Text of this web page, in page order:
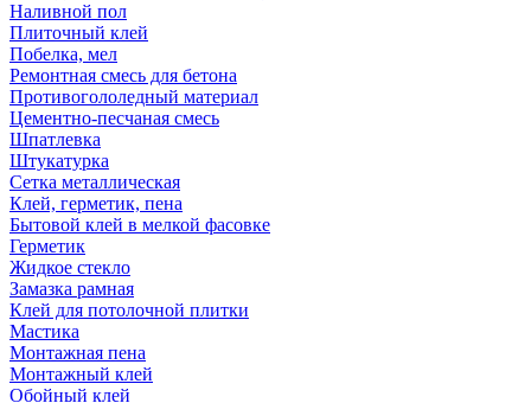
Наливной пол
Плиточный клей
Побелка, мел
Ремонтная смесь для бетона
Противогололедный материал
Цементно-песчаная смесь
Шпатлевка
Штукатурка
Сетка металлическая
Клей, герметик, пена
Бытовой клей в мелкой фасовке
Герметик
Жидкое стекло
Замазка рамная
Клей для потолочной плитки
Мастика
Монтажная пена
Монтажный клей
Обойный клей